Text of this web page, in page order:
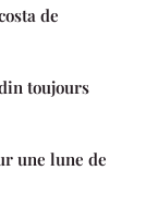
de
toujours
une lune de